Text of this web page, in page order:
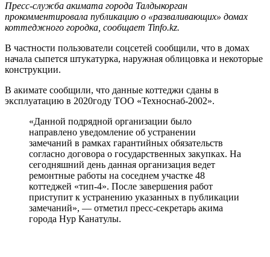
Пресс-служба акимата города Талдыкорган
прокомментировала публикацию о «разваливающих» домах
коттеджного городка, сообщает Tinfo.kz.
В частности пользователи соцсетей сообщили, что в домах
начала сыпется штукатурка, наружная облицовка и некоторые
конструкции.
В акимате сообщили, что данные коттеджи сданы в
эксплуатацию в 2020году ТОО «Техноснаб-2002».
«Данной подрядной организации было
направлено уведомление об устранении
замечаний в рамках гарантийных обязательств
согласно договора о государственных закупках. На
сегодняшний день данная организация ведет
ремонтные работы на соседнем участке 48
коттеджей «тип-4». После завершения работ
приступит к устранению указанных в публикации
замечаний», — отметил пресс-секретарь акима
города Нур Канатулы.